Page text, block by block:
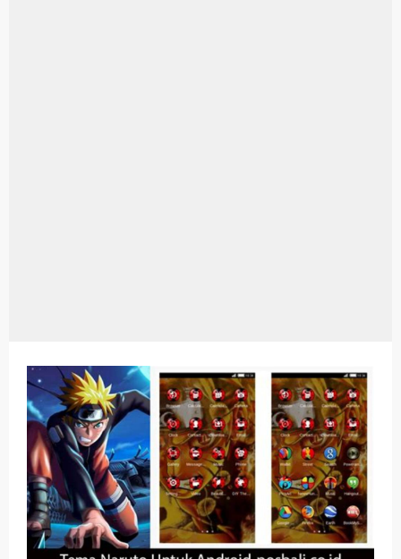
Bitcoin Miner Android: Apa Itu Dan Bagaimana Cara Menggunakannya
Pp Wa Couple Pasangan: Cara Terbaik Untuk Menjaga Hubungan
Cara Mengecek Windows Ori
Simpan Profil Ig Dengan Mudah
Aplikasi Togel Android: Solusi Praktis Untuk Pecinta Togel